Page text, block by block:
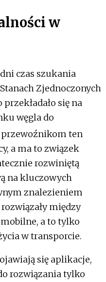
w
czas szukania
Zjednoczonych
się na
węgla do
ten
a ma to związek
rozwiniętą
na kluczowych
znalezieniem
między
a to tylko
w transporcie.
się aplikacje,
rozwiązania tylko